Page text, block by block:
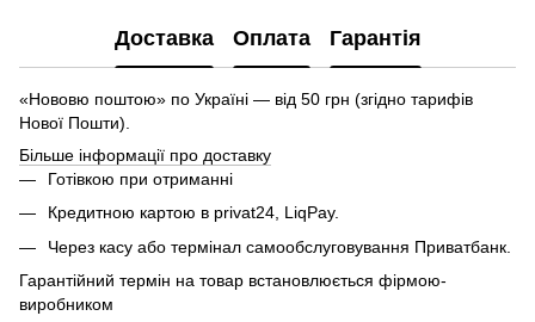
Доставка Оплата Гарантія
«Нововю поштою» по Україні — від 50 грн (згідно тарифів
Нової Пошти).
Більше інформації про доставку
Готівкою при отриманні
Кредитною картою в privat24, LiqPay.
Через касу або термінал самообслуговування Приватбанк.
Гарантійний термін на товар встановлюється фірмою-
виробником